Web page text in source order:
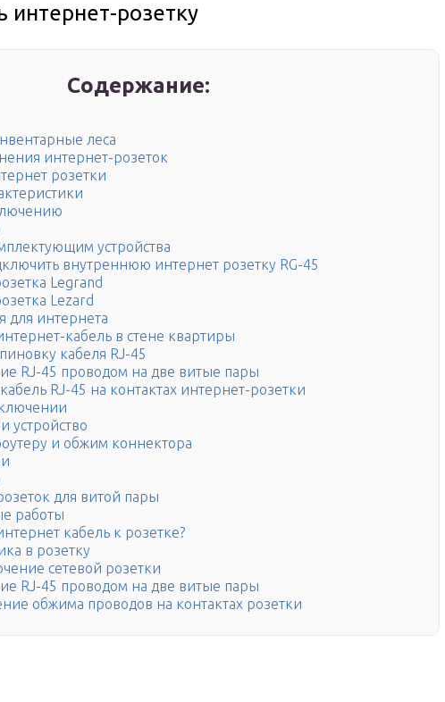
интернет-розетку
Содержание:
леса
интернет-розеток
розетки
устройства
внутреннюю интернет розетку RG-45
Legrand
Lezard
для интернета
кабель в стене квартиры
кабеля RJ-45
RJ-45 проводом на две витые пары
RJ-45 на контактах интернет-розетки
устройство
и обжим коннектора
для витой пары
работы
кабель к розетке?
в розетку
сетевой розетки
RJ-45 проводом на две витые пары
обжима проводов на контактах розетки